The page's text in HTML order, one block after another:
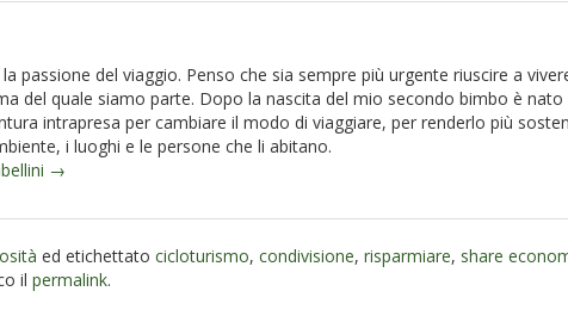
passione del viaggio. Penso che sia sempre più urgente riuscire a
del quale siamo parte. Dopo la nascita del mio secondo bimbo è nato
intrapresa per cambiare il modo di viaggiare, per renderlo più
i luoghi e le persone che li abitano.
→
ed etichettato cicloturismo, condivisione, risparmiare, share
il permalink.